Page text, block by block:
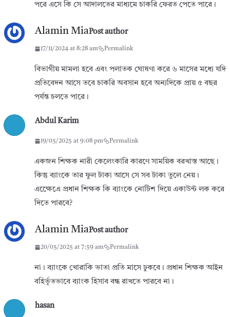
পরে এসে কি সে আদালতের মাধ্যমে চাকরি ফেরত পেতে পারে।
Alamin MiaPost author
17/11/2024 at 8:28 am Permalink
বিভাগীয় মামলা হবে এবং পলাতক ঘোষণা করে ৬ মাসের মধ্যে যদি
প্রতিবেদন আসে তবে চাকরি অবসান হবে অন্যদিকে প্রায় ৫ বছর
পর্যন্ত চলতে পারে।
Abdul Karim
19/05/2025 at 9:08 pm Permalink
একজন শিক্ষক নারী কেলেংকারি কারণে সাময়িক বরখাস্ত আছে।
কিন্তু ব্যাংকে তার ফুল টাকা আসে সে সব টাকা তুলে নেয়।
এক্ষেেএে প্রধান শিক্ষক কি ব্যাংকে নোটিশ দিয়ে একাউন্ট লক করে
দিতে পারবে?
Alamin MiaPost author
20/05/2025 at 7:59 am Permalink
না। ব্যাংকে খোরাকি ভাতা প্রতি মাসে ঢুকবে। প্রধান শিক্ষক আইন
বহির্ভূতভাবে ব্যাংক হিসাব বন্ধ রাখতে পারবে না।
hasan